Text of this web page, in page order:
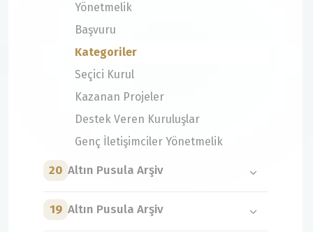
Yönetmelik
Başvuru
Kategoriler
Seçici Kurul
Kazanan Projeler
Destek Veren Kuruluşlar
Genç İletişimciler Yönetmelik
20 Altın Pusula Arşiv
19 Altın Pusula Arşiv